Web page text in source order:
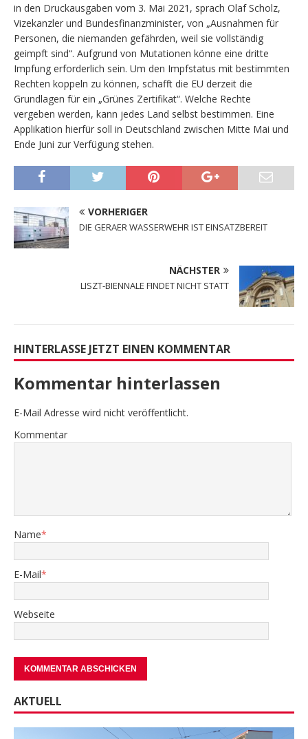
in den Druckausgaben vom 3. Mai 2021, sprach Olaf Scholz,
Vizekanzler und Bundesfinanzminister, von „Ausnahmen für
Personen, die niemanden gefährden, weil sie vollständig
geimpft sind“. Aufgrund von Mutationen könne eine dritte
Impfung erforderlich sein. Um den Impfstatus mit bestimmten
Rechten koppeln zu können, schafft die EU derzeit die
Grundlagen für ein „Grünes Zertifikat“. Welche Rechte
vergeben werden, kann jedes Land selbst bestimmen. Eine
Applikation hierfür soll in Deutschland zwischen Mitte Mai und
Ende Juni zur Verfügung stehen.
VORHERIGER
DIE GERAER WASSERWEHR IST EINSATZBEREIT
NÄCHSTER
LISZT-BIENNALE FINDET NICHT STATT
HINTERLASSE JETZT EINEN KOMMENTAR
Kommentar hinterlassen
E-Mail Adresse wird nicht veröffentlicht.
Kommentar
Name*
E-Mail*
Webseite
AKTUELL